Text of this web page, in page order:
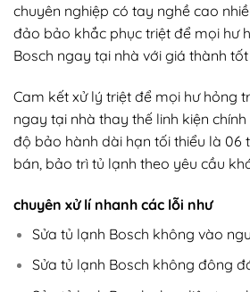
chuyên nghiệp có tay nghề cao
đảo bảo khắc phục triệt để mọi hư
Bosch ngay tại nhà với giá thành
Cam kết xử lý triệt để mọi hư hỏng
ngay tại nhà thay thế linh kiện
độ bảo hành dài hạn tối thiểu là 06
bán, bảo trì tủ lạnh theo yêu cầu
chuyên xử lí nhanh các lỗi như
Sửa tủ lạnh Bosch không vào
Sửa tủ lạnh Bosch không đông